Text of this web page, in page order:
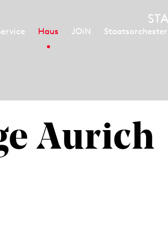
Haus JOiN Staatsorchester
Aurich